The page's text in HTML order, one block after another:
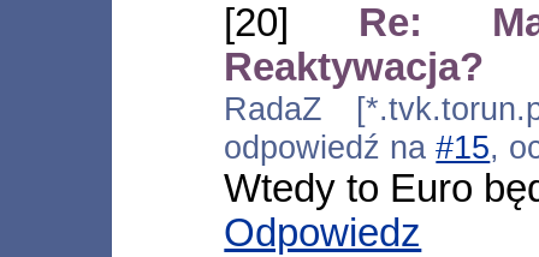
[20] Re:
Reaktywacja?
RadaZ
odpowiedź na#15,
Wtedy to Euro
Odpowiedz